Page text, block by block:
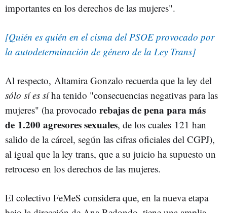
importantes en los derechos de las mujeres".
[Quién es quién en el cisma del PSOE provocado por
la autodeterminación de género de la Ley Trans]
Al respecto, Altamira Gonzalo recuerda que la ley del
sólo sí es síha tenido "consecuencias negativas para las
mujeres" (ha provocado rebajas de pena para más
de 1.200 agresores sexuales, de los cuales 121 han
salido de la cárcel, según las cifras oficiales del CGPJ),
al igual que la ley trans, que a su juicio ha supuesto un
retroceso en los derechos de las mujeres.
El colectivo FeMeS considera que, en la nueva etapa